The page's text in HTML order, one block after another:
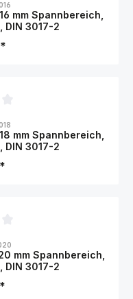
mm Spannbereich,
DIN 3017-2
mm Spannbereich,
DIN 3017-2
mm Spannbereich,
DIN 3017-2